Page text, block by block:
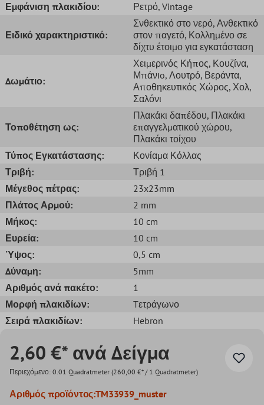
Εμφάνιση πλακιδίου:
Ρετρό, Vintage
Ειδικό χαρακτηριστικό:
Σνθεκτικό στο νερό, Ανθεκτικό
στον παγετό, Κολλημένο σε
δίχτυ έτοιμο για εγκατάσταση
Δωμάτιο:
Χειμερινός Κήπος, Κουζίνα,
Μπάνιo, Λουτρό, Βεράντα,
Αποθηκευτικός Χώρος, Χολ,
Σαλόνι
Τοποθέτηση ως:
Πλακάκι δαπέδου, Πλακάκι
επαγγελματικού χώρου,
Πλακάκι τοίχου
Τύπος Εγκατάστασης:
Κονίαμα Κόλλας
Τριβή:
Τριβή 1
Μέγεθος πέτρας:
23x23mm
Πλάτος Αρμού:
2 mm
Μήκος:
10 cm
Ευρεία:
10 cm
Ύψος:
0,5 cm
Δύναμη:
5mm
Αριθμός ανά πακέτο:
1
Μορφή πλακιδίων:
Tετράγωνο
Σειρά πλακιδίων:
Hebron
2,60 €* ανά Δείγμα
Περιεχόμενο: 0.01 Quadratmeter (260,00 €* / 1 Quadratmeter)
Αριθμός προϊόντος:TM33939_muster